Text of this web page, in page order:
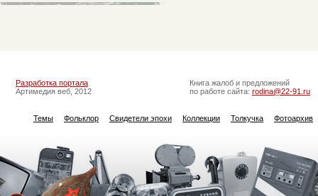
Разработка портала
Артимедия веб, 2012
Книга жалоб и предложений
по работе сайта: rodina@22-91.ru
Темы Фольклор Свидетели эпохи Коллекции Толкучка Фотоархив